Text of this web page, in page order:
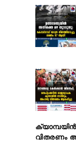
വിതരണം